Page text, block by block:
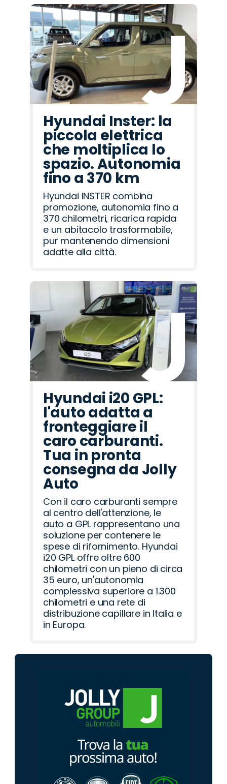
Hyundai Inster: la
piccola elettrica
che moltiplica lo
spazio. Autonomia
fino a 370 km
Hyundai INSTER combina
promozione, autonomia fino a
370 chilometri, ricarica rapida
e un abitacolo trasformabile,
pur mantenendo dimensioni
adatte alla città.
Hyundai i20 GPL:
l'auto adatta a
fronteggiare il
caro carburanti.
Tua in pronta
consegna da Jolly
Auto
Con il caro carburanti sempre
al centro dell'attenzione, le
auto a GPL rappresentano una
soluzione per contenere le
spese di rifornimento. Hyundai
i20 GPL offre oltre 600
chilometri con un pieno di circa
35 euro, un'autonomia
complessiva superiore a 1.300
chilometri e una rete di
distribuzione capillare in Italia e
in Europa.